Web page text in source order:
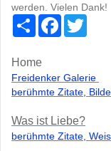
werden. Vielen Dank!
S
e
F
o
o
k
e
r
Home
Freidenker Galerie
berühmte Zitate,
Was ist Liebe?
berühmte Zitate,